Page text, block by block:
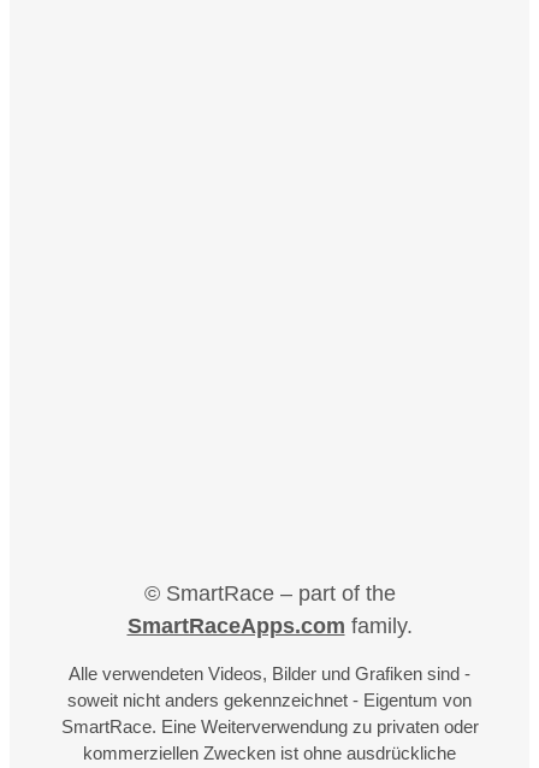
© SmartRace – part of the
SmartRaceApps.com family.
Alle verwendeten Videos, Bilder und Grafiken sind -
soweit nicht anders gekennzeichnet - Eigentum von
SmartRace. Eine Weiterverwendung zu privaten oder
kommerziellen Zwecken ist ohne ausdrückliche